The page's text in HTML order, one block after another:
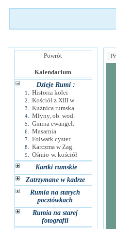
Powrót
Kalendarium
Dzieje Rumi :
1. Historia kolei
2. Kościół z XIII w
3. Kuźnica rumska
4. Młyny, ob. wod.
5. Gmina ewangel.
6. Masarnia
7. Folwark cyster.
8. Karczma w Zag.
9.
Ośmio-w. kościół
Kartki rumskie
Zatrzymane w kadrze
Rumia na starych
pocztówkach
Rumia na starej
fotografii